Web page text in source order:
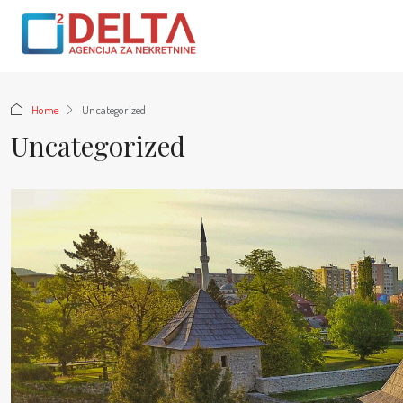
Home Uncategorized
Uncategorized